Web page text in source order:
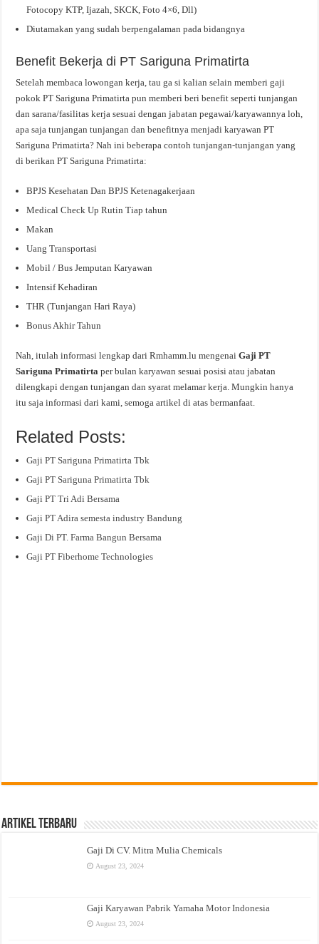
Fotocopy KTP, Ijazah, SKCK, Foto 4×6, Dll)
Diutamakan yang sudah berpengalaman pada bidangnya
Benefit Bekerja di PT Sariguna Primatirta
Setelah membaca lowongan kerja, tau ga si kalian selain memberi gaji
pokok PT Sariguna Primatirta pun memberi beri benefit seperti tunjangan
dan sarana/fasilitas kerja sesuai dengan jabatan pegawai/karyawannya loh,
apa saja tunjangan tunjangan dan benefitnya menjadi karyawan PT
Sariguna Primatirta? Nah ini beberapa contoh tunjangan-tunjangan yang
di berikan PT Sariguna Primatirta:
BPJS Kesehatan Dan BPJS Ketenagakerjaan
Medical Check Up Rutin Tiap tahun
Makan
Uang Transportasi
Mobil / Bus Jemputan Karyawan
Intensif Kehadiran
THR (Tunjangan Hari Raya)
Bonus Akhir Tahun
Nah, itulah informasi lengkap dari Rmhamm.lu mengenaiGaji PT
Sariguna Primatirtaper bulan karyawan sesuai posisi atau jabatan
dilengkapi dengan tunjangan dan syarat melamar kerja. Mungkin hanya
itu saja informasi dari kami, semoga artikel di atas bermanfaat.
Related Posts:
Gaji PT Sariguna Primatirta Tbk
Gaji PT Sariguna Primatirta Tbk
Gaji PT Tri Adi Bersama
Gaji PT Adira semesta industry Bandung
Gaji Di PT. Farma Bangun Bersama
Gaji PT Fiberhome Technologies
Artikel Terbaru
Gaji Di CV. Mitra Mulia Chemicals
August 23, 2024
Gaji Karyawan Pabrik Yamaha Motor Indonesia
August 23, 2024